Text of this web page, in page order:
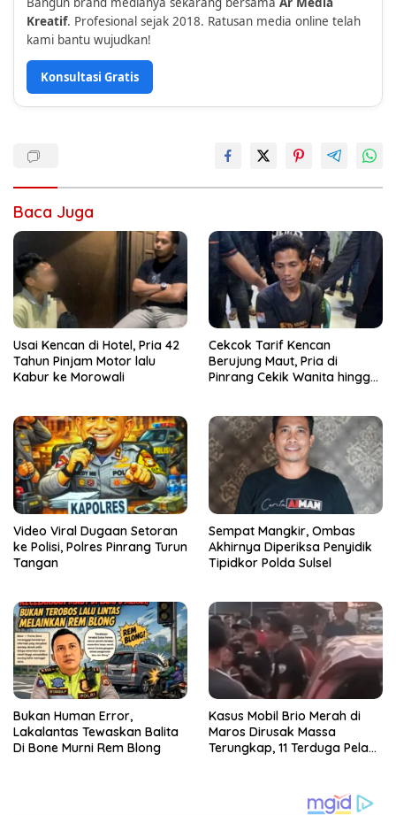
Kreatif. Profesional sejak 2018. Ratusan media online telah
kami bantu wujudkan!
Konsultasi Gratis
Baca Juga
Usai Kencan di Hotel, Pria 42
Tahun Pinjam Motor lalu
Kabur ke Morowali
Cekcok Tarif Kencan
Berujung Maut, Pria di
Pinrang Cekik Wanita hingga
Video Viral Dugaan Setoran
ke Polisi, Polres Pinrang Turun
Tangan
Sempat Mangkir, Ombas
Akhirnya Diperiksa Penyidik
Tipidkor Polda Sulsel
Bukan Human Error,
Lakalantas Tewaskan Balita
Di Bone Murni Rem Blong
Kasus Mobil Brio Merah di
Maros Dirusak Massa
Terungkap, 11 Terduga Pelaku